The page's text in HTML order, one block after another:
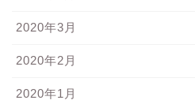
2020年3月
2020年2月
2020年1月